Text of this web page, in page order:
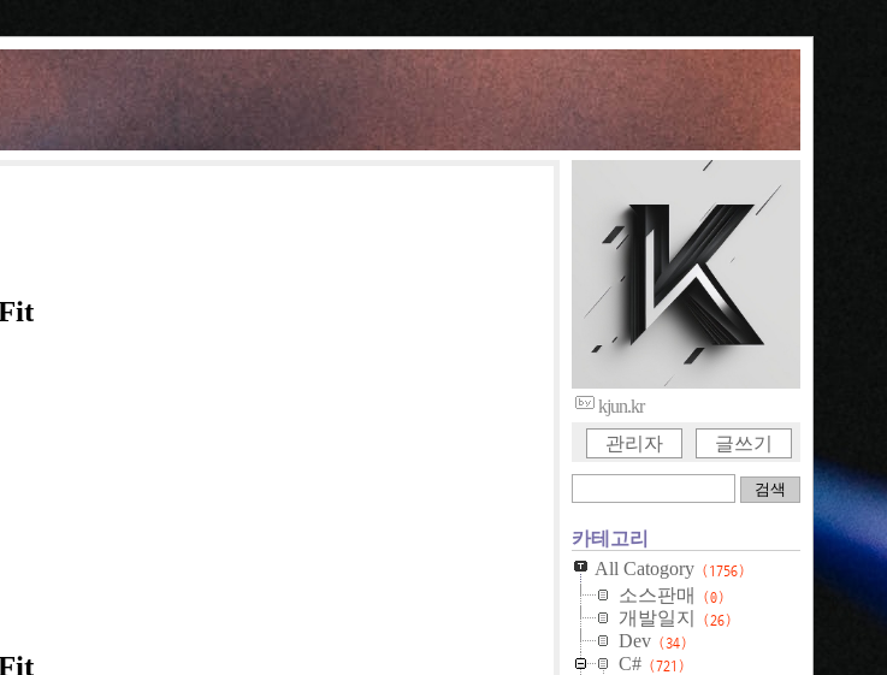
kjun.kr
관리자
글쓰기
카테고리
All Catogory (1756)
소스판매 (0)
개발일지 (26)
Dev (34)
C# (721)